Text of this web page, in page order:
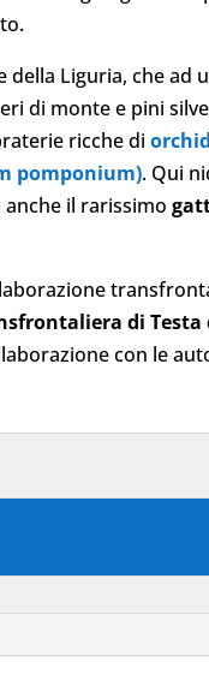
Liguria, che ad
di monte e pini
ricche di
pomponium). Qui
anche il rarissimo
di Testa
con le